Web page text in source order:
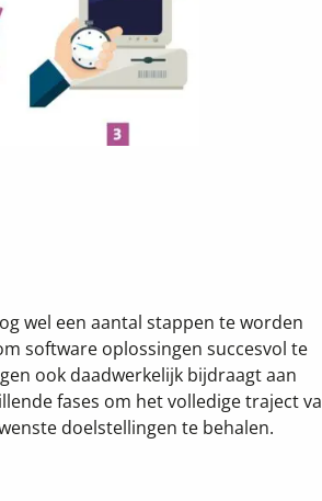
wel een aantal stappen te worden
software oplossingen succesvol te
ook daadwerkelijk bijdraagt aan
fases om het volledige traject
doelstellingen te behalen.